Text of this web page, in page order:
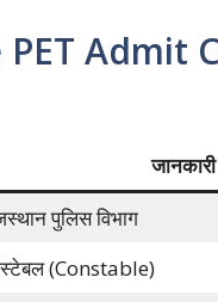
Admit
जानकारी
पुलिस विभाग
(Constable)